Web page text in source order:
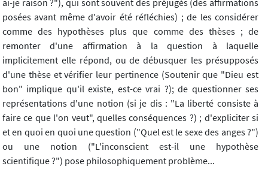
ai-je raison ?"), qui sont souvent des préjugés (des affirmations
posées avant même d'avoir été réfléchies) ; de les considérer
comme des hypothèses plus que comme des thèses ; de
remonter d'une affirmation à la question à laquelle
implicitement elle répond, ou de débusquer les présupposés
d'une thèse et vérifier leur pertinence (Soutenir que "Dieu est
bon" implique qu'il existe, est-ce vrai ?); de questionner ses
représentations d'une notion (si je dis : "La liberté consiste à
faire ce que l'on veut", quelles conséquences ?) ; d'expliciter si
et en quoi en quoi une question ("Quel est le sexe des anges ?")
ou une notion ("L'inconscient est-il une hypothèse
scientifique ?") pose philosophiquement problème...